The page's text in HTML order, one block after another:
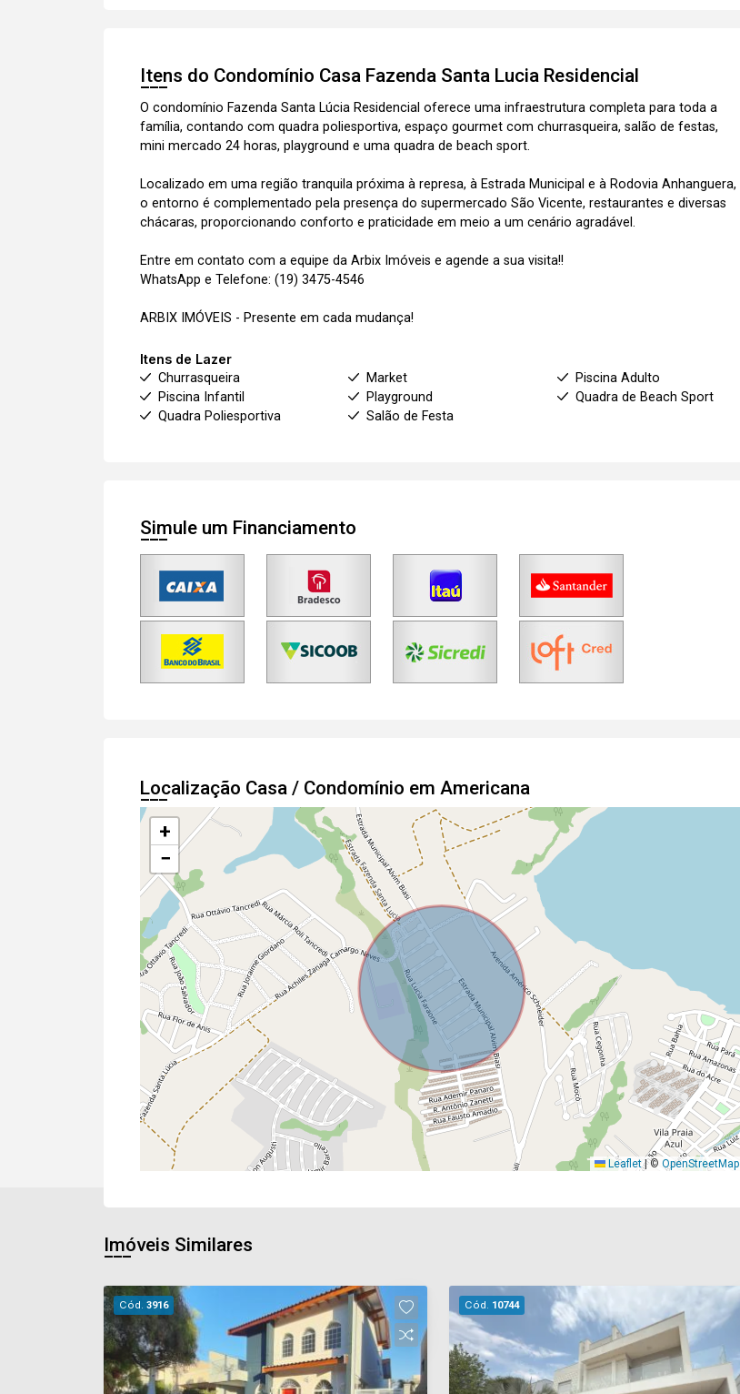
Itens do Condomínio Casa Fazenda Santa Lucia Residencial
O condomínio Fazenda Santa Lúcia Residencial oferece uma infraestrutura completa para toda a
família, contando com quadra poliesportiva, espaço gourmet com churrasqueira, salão de festas,
mini mercado 24 horas, playground e uma quadra de beach sport.
Localizado em uma região tranquila próxima à represa, à Estrada Municipal e à Rodovia Anhanguera,
o entorno é complementado pela presença do supermercado São Vicente, restaurantes e diversas
chácaras, proporcionando conforto e praticidade em meio a um cenário agradável.
Entre em contato com a equipe da Arbix Imóveis e agende a sua visita!!
WhatsApp e Telefone: (19) 3475-4546
ARBIX IMÓVEIS - Presente em cada mudança!
Itens de Lazer
Churrasqueira
Market
Piscina Adulto
Piscina Infantil
Playground
Quadra de Beach Sport
Quadra Poliesportiva
Salão de Festa
Simule um Financiamento
Localização Casa / Condomínio em Americana
+
−
Leaflet |© OpenStreetMap
Imóveis Similares
Cód. 3916 Cód. 10744